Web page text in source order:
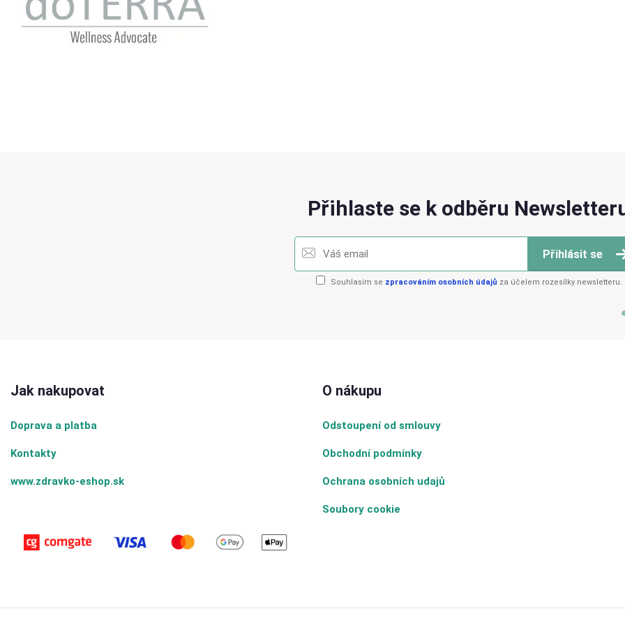
Přihlaste se k odběru
Přihlásit se
Souhlasím se zpracováním osobních údajů za účelem rozesílky newsletteru.
Jak nakupovat
Doprava a platba
Kontakty
www.zdravko-eshop.sk
O nákupu
Odstoupení od smlouvy
Obchodní podmínky
Ochrana osobních udajů
Soubory cookie